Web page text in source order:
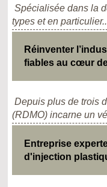
Spécialisée dans la
types et en
Réinventer
fiables au cœur
Depuis plus de trois
(RDMO) incarne un
Entreprise
d'injection